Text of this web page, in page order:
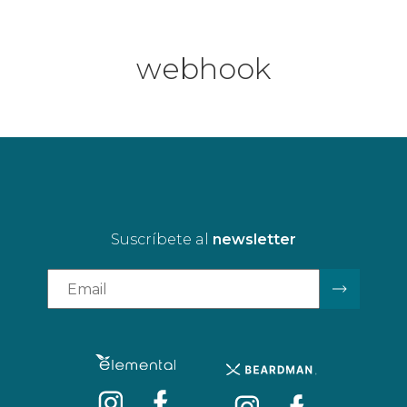
webhook
Suscríbete al newsletter